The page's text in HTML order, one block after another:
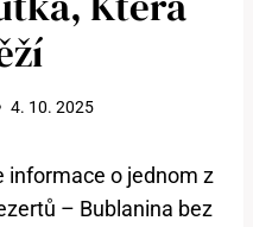
4. 10. 2025
informace o jednom z
– Bublanina bez